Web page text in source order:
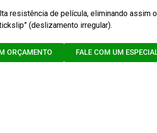
resistência de película, eliminando assim
(deslizamento irregular).
ORÇAMENTO FALE COM UM